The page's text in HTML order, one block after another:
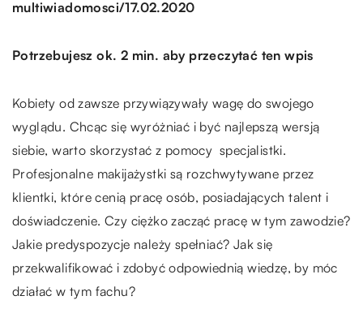
multiwiadomosci/17.02.2020
Potrzebujesz ok. 2 min. aby przeczytać ten wpis
Kobiety od zawsze przywiązywały wagę do swojego
wyglądu. Chcąc się wyróżniać i być najlepszą wersją
siebie, warto skorzystać z pomocy specjalistki.
Profesjonalne makijażystki są rozchwytywane przez
klientki, które cenią pracę osób, posiadających talent i
doświadczenie. Czy ciężko zacząć pracę w tym zawodzie?
Jakie predyspozycje należy spełniać? Jak się
przekwalifikować i zdobyć odpowiednią wiedzę, by móc
działać w tym fachu?